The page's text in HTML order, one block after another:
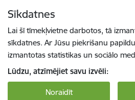
Sīkdatnes
Lai šī tīmekļvietne darbotos, tā
sīkdatnes. Ar Jūsu piekrišanu
izmantotas statistikas un sociālo
Lūdzu, atzīmējiet savu izvēli:
Noraidīt